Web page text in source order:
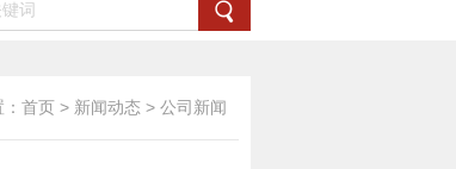
首页 > 新闻动态 > 公司新闻